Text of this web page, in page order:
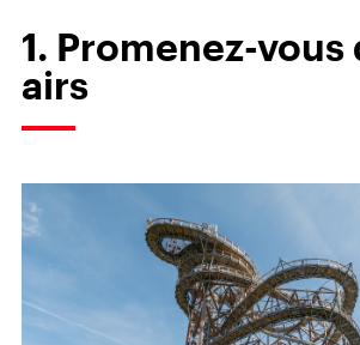
1. Promenez-vous
airs